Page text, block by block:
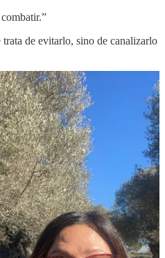
de evitarlo, sino de canalizarlo